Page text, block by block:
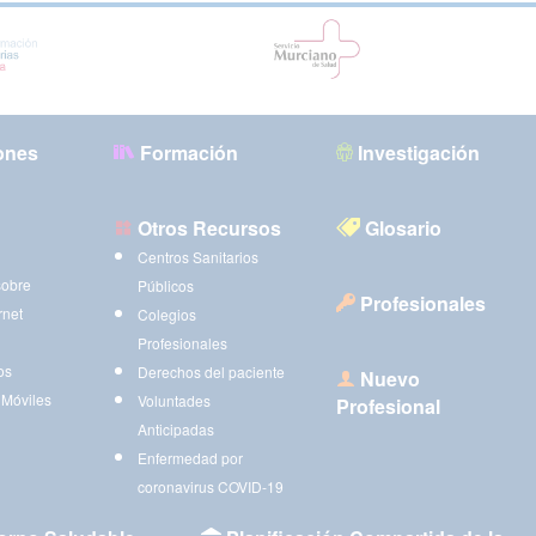
Formación Investigación
Otros Recursos
Centros Sanitarios
Públicos
Colegios
Profesionales
Derechos del paciente
Voluntades
Anticipadas
Enfermedad por
coronavirus COVID-19
Glosario
Profesionales
Nuevo
Profesional